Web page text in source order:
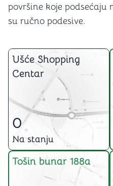
površine koje podsećaju
su ručno podesive.
Ušće Shopping
Centar
0
Na stanju
Tošin bunar 188a